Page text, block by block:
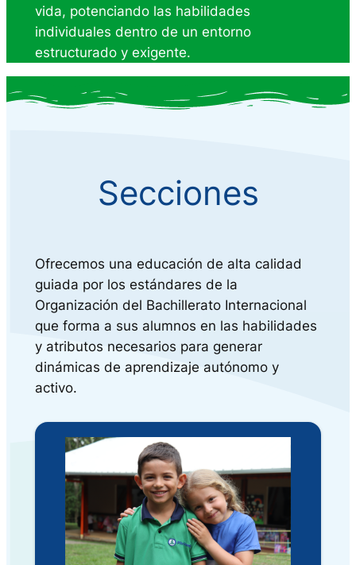
vida, potenciando las habilidades
individuales dentro de un entorno
estructurado y exigente.
Secciones
Ofrecemos una educación de alta calidad
guiada por los estándares de la
Organización del Bachillerato Internacional
que forma a sus alumnos en las habilidades
y atributos necesarios para generar
dinámicas de aprendizaje autónomo y
activo.